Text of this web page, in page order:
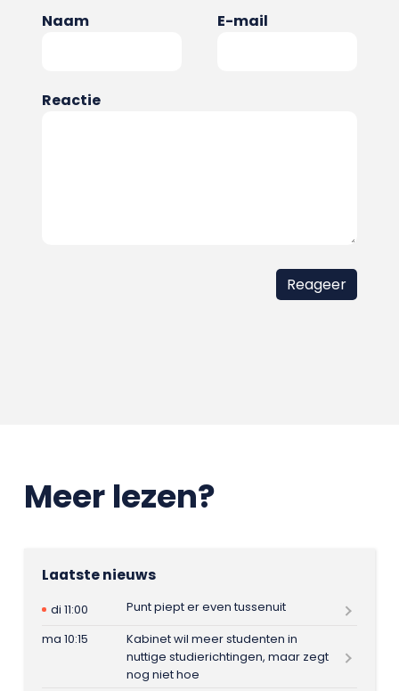
Naam E-mail
Reactie
Meer lezen?
Laatste nieuws
di 11:00
Punt piept er even tussenuit
ma 10:15
Kabinet wil meer studenten in
nuttige studierichtingen, maar zegt
nog niet hoe